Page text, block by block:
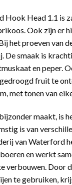
Hook Head 1.1 is
Ook zijn er
het proeven van
De smaak is
en peper.
fruit te
met tonen van
maakt, is
is van
van Waterford
en werkt
verbouwen. Door
te gebruiken,